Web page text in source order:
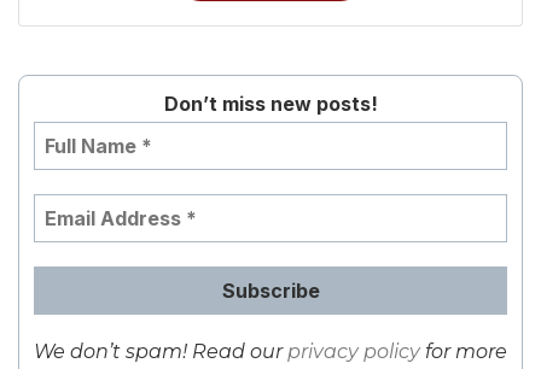
Don’t miss new posts!
We don’t spam! Read ourprivacy policyfor more